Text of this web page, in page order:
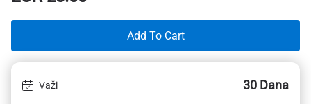
Add To Cart
Važi 30 Dana